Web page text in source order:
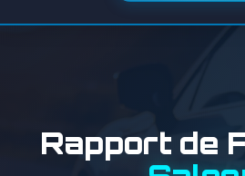
Rapport de